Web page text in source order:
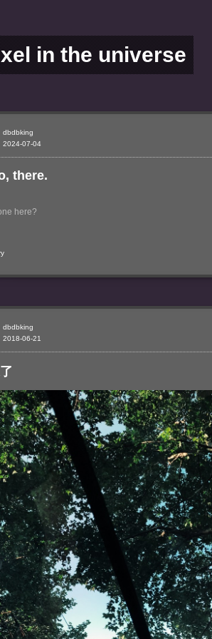
in the universe
there.
here?
2024-07-04
dbdbking
2018-06-21
dbdbking